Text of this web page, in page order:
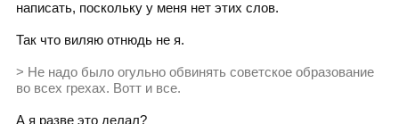
написать, поскольку у меня нет этих слов.
Так что виляю отнюдь не я.
> Не надо было огульно обвинять советское образование
во всех грехах. Вотт и все.
А я разве это делал?